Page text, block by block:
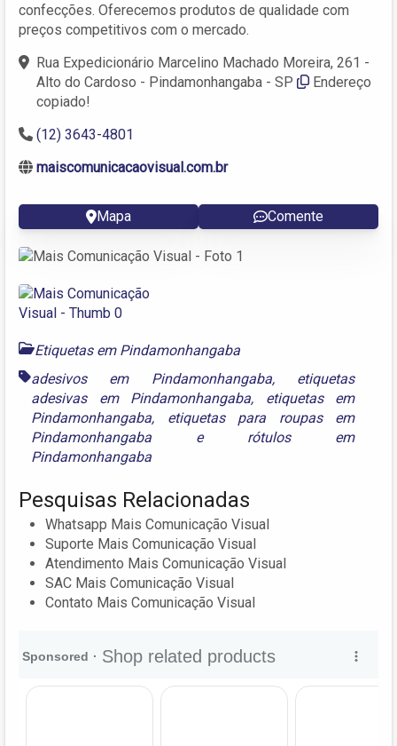
confecções. Oferecemos produtos de qualidade com
preços competitivos com o mercado.
Rua Expedicionário Marcelino Machado Moreira, 261 -
Alto do Cardoso - Pindamonhangaba - SP
Endereço
copiado!
(12) 3643-4801
maiscomunicacaovisual.com.br
Mapa Comente
Etiquetas em Pindamonhangaba
adesivos em Pindamonhangaba, etiquetas
adesivas em Pindamonhangaba, etiquetas em
Pindamonhangaba, etiquetas para roupas em
Pindamonhangaba e rótulos em
Pindamonhangaba
Pesquisas Relacionadas
Whatsapp Mais Comunicação Visual
Suporte Mais Comunicação Visual
Atendimento Mais Comunicação Visual
SAC Mais Comunicação Visual
Contato Mais Comunicação Visual